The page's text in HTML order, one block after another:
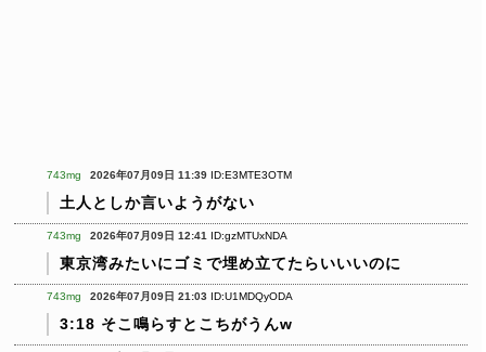
743mg 2026年07月09日 11:39 ID:E3MTE3OTM
土人としか言いようがない
743mg 2026年07月09日 12:41 ID:gzMTUxNDA
東京湾みたいにゴミで埋め立てたらいいいのに
743mg 2026年07月09日 21:03 ID:U1MDQyODA
3:18 そこ鳴らすとこちがうんw